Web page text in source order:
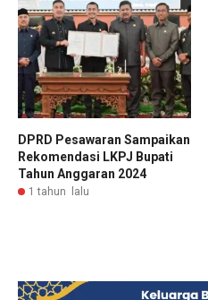
DPRD Pesawaran Sampaikan
Rekomendasi LKPJ Bupati
Tahun Anggaran 2024
1 tahun lalu